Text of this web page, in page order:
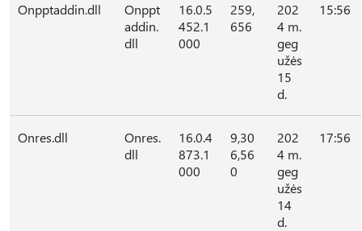
Onpptaddin.dll
Onppt
addin.
dll
16.0.5
452.1
000
259,
656
202
4 m.
geg
užės
15
d.
15:56
Onres.dll
Onres.
dll
16.0.4
873.1
000
9,30
6,56
0
202
4 m.
geg
užės
14
d.
17:56